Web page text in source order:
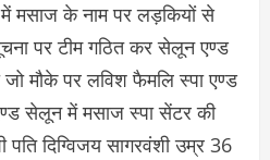
मसाज के नाम पर लड़कियों से
पर टीम गठित कर सेलून एण्ड
जो मौके पर लविश फैमलि स्पा एण्ड
सेलून में मसाज स्पा सेंटर की
पति दिग्विजय सागरवंशी उम्र 36